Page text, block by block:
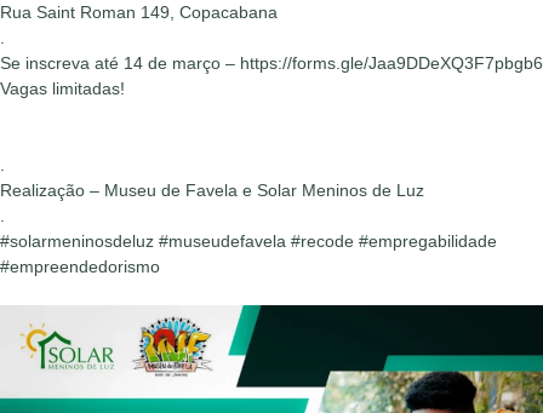
Rua Saint Roman 149, Copacabana
Se inscreva até 14 de março – https://forms.gle/Jaa9DDeXQ3F7pbgb6
Vagas limitadas!
Realização – Museu de Favela e Solar Meninos de Luz
#solarmeninosdeluz #museudefavela #recode #empregabilidade
#empreendedorismo